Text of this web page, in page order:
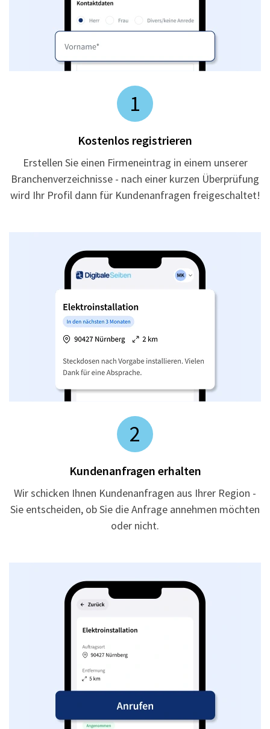
1
Kostenlos registrieren
Erstellen Sie einen Firmeneintrag in einem unserer
Branchenverzeichnisse - nach einer kurzen Überprüfung
wird Ihr Profil dann für Kundenanfragen freigeschaltet!
2
Kundenanfragen erhalten
Wir schicken Ihnen Kundenanfragen aus Ihrer Region -
Sie entscheiden, ob Sie die Anfrage annehmen möchten
oder nicht.